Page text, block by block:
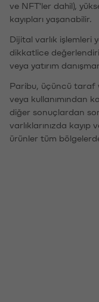
ve NFT'ler dahil),
kayıpları yaşanabilir.
Dijital varlık işlemleri
dikkatlice
veya yatırım
Paribu, üçüncü taraf
veya kullanımından
diğer sonuçlardan
varlıklarınızda kayıp
ürünler tüm